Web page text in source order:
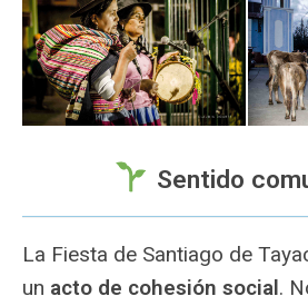
Sentido
La Fiesta de Santiago de
un acto de cohesión social.